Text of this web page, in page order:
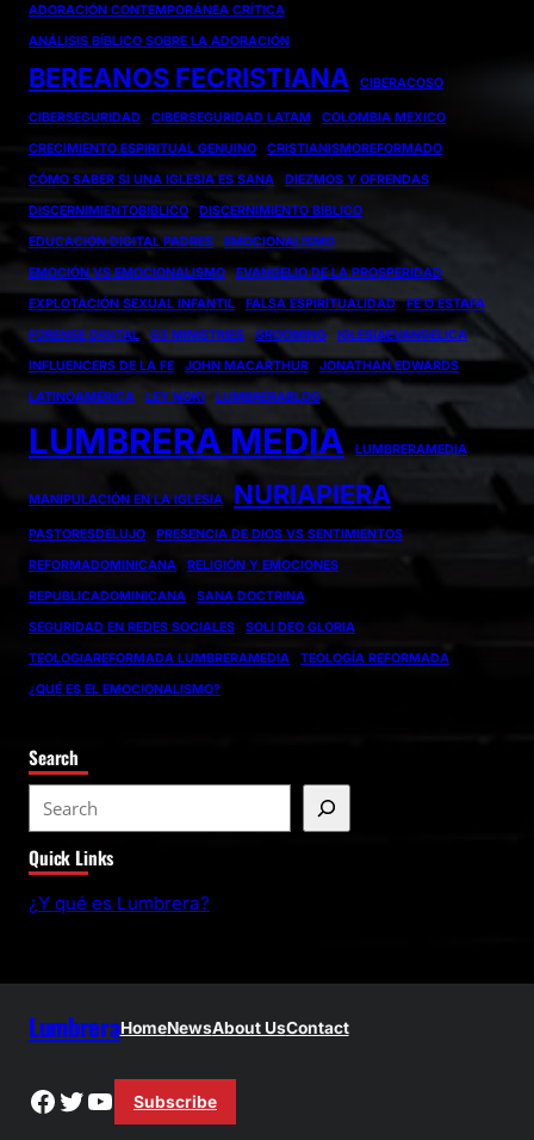
ADORACIÓN CONTEMPORÁNEA CRÍTICA
ANÁLISIS BÍBLICO SOBRE LA ADORACIÓN
BEREANOS FECRISTIANA CIBERACOSO
CIBERSEGURIDAD CIBERSEGURIDAD LATAM
COLOMBIA MEXICO
CRECIMIENTO ESPIRITUAL GENUINO
CRISTIANISMOREFORMADO
CÓMO SABER SI UNA IGLESIA ES SANA
DIEZMOS Y OFRENDAS
DISCERNIMIENTOBIBLICO
DISCERNIMIENTO BÍBLICO
EDUCACIÓN DIGITAL PADRES
EMOCIONALISMO
EMOCIÓN VS EMOCIONALISMO
EVANGELIO DE LA PROSPERIDAD
EXPLOTACIÓN SEXUAL INFANTIL
FALSA ESPIRITUALIDAD
FE O ESTAFA
FORENSE DIGITAL
G3 MINISTRIES GROOMING
IGLESIAEVANGELICA
INFLUENCERS DE LA FE
JOHN MACARTHUR
JONATHAN EDWARDS
LATINOAMÉRICA
LEY NOKI LUMBRERABLOG
LUMBRERA MEDIA LUMBRERAMEDIA
MANIPULACIÓN EN LA IGLESIA NURIAPIERA
PASTORESDELUJO
PRESENCIA DE DIOS VS SENTIMIENTOS
REFORMADOMINICANA
RELIGIÓN Y EMOCIONES
REPUBLICADOMINICANA
SANA DOCTRINA
SEGURIDAD EN REDES SOCIALES
SOLI DEO GLORIA
TEOLOGIAREFORMADA LUMBRERAMEDIA
TEOLOGÍA REFORMADA
¿QUÉ ES EL EMOCIONALISMO?
Search
e
a
Quick Links
¿Y qué es Lumbrera?
LumbreraHomeNewsAbout UsContact
Facebook
Twitter
YouTube
Subscribe